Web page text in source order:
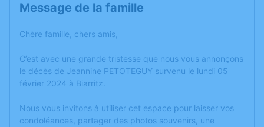
Message de la famille
Chère famille, chers amis,
C’est avec une grande tristesse que nous vous annonçons
le décès de Jeannine PETOTEGUY survenu le lundi 05
février 2024 à Biarritz.
Nous vous invitons à utiliser cet espace pour laisser vos
condoléances, partager des photos souvenirs, une